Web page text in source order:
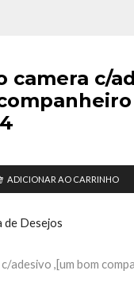
camera c/
ADICIONAR AO CARRINHO
de Desejos
adesivo ,[um bom